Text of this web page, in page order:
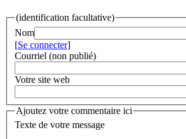
(identification facultative)
Nom
[Se connecter]
Courriel (non publié)
Votre site web
Ajoutez votre commentaire ici
Texte de votre message